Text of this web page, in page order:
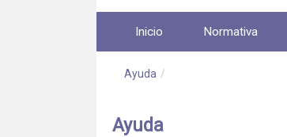
Inicio Normativa
Ayuda /
Ayuda